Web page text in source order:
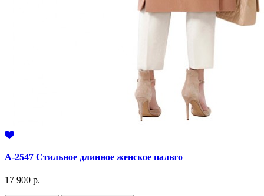
А-2547 Стильное длинное женское пальто
17 900 р.